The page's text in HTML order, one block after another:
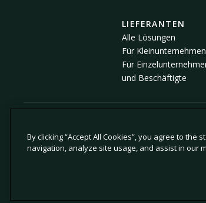
LIEFERANTEN
Alle Lösungen
Für Kleinunternehmen
Für
und Beschäftigte
By clicking “Accept All Cookies”, you agree to
navigation, analyze site usage, and assist in our